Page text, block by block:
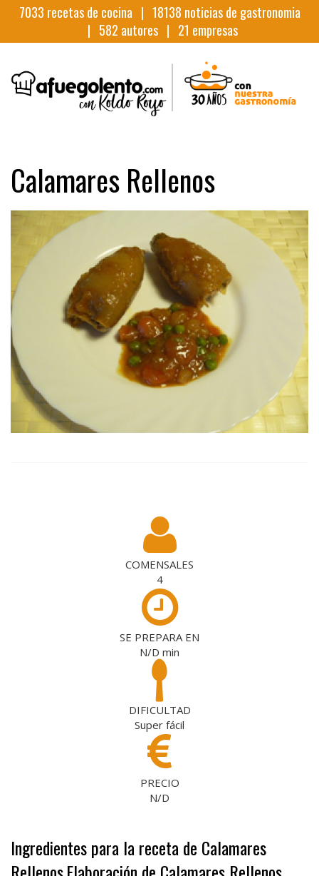
7033 recetas de cocina | 18138 noticias de gastronomia
| 582 autores | 21 empresas
Calamares Rellenos
COMENSALES
4
SE PREPARA EN
N/D min
DIFICULTAD
Super fácil
PRECIO
N/D
Ingredientes para la receta de Calamares